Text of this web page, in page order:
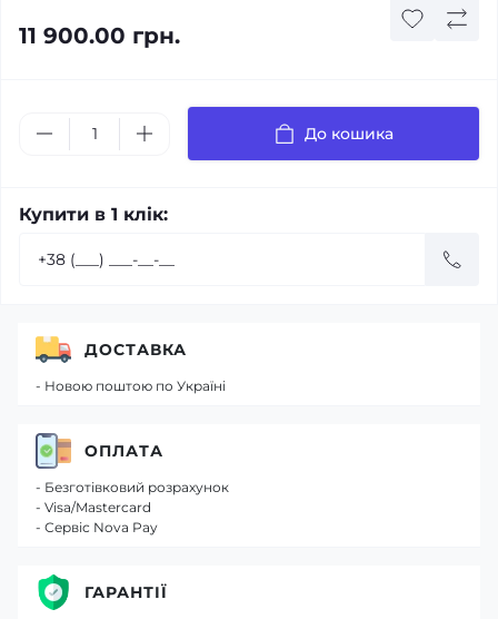
11 900.00 грн.
До кошика
Купити в 1 клік:
ДОСТАВКА
- Новою поштою по Україні
ОПЛАТА
- Безготівковий розрахунок
- Visa/Mastercard
- Сервіс Nova Pay
ГАРАНТІЇ